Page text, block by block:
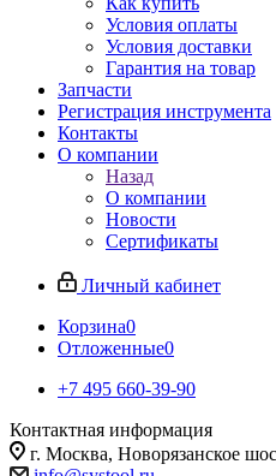
Условия оплаты
Условия доставки
Гарантия на товар
Запчасти
Регистрация инструмента
Контакты
О компании
Назад
О компании
Новости
Сертификаты
Личный кабинет
Корзина0
Отложенные0
+7 495 660-39-90
Контактная информация
г. Москва, Новорязанское